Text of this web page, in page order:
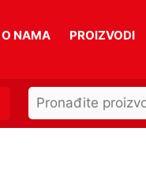
O NAMA PROIZVODI
Search
for: